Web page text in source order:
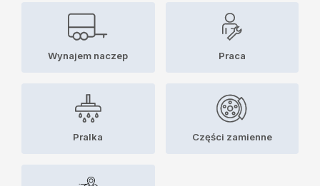
Wynajem naczep Praca
Pralka Części zamienne